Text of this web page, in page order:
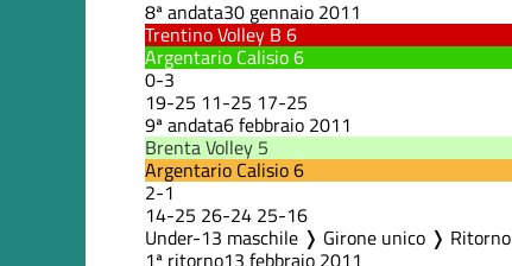
8ª andata30 gennaio 2011
Trentino Volley B 6
Argentario Calisio6
0-3
19-25 11-25 17-25
9ª andata6 febbraio 2011
Brenta Volley 5
Argentario Calisio6
2-1
14-25 26-24 25-16
Under-13 maschile ❭ Girone unico ❭ Ritorno
1ª ritorno13 febbraio 2011